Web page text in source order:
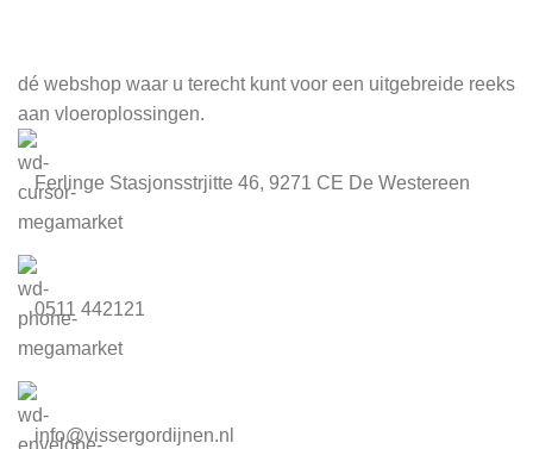
dé webshop waar u terecht kunt voor een uitgebreide reeks
aan vloeroplossingen.
Ferlinge Stasjonsstrjitte 46, 9271 CE De Westereen
0511 442121
info@vissergordijnen.nl